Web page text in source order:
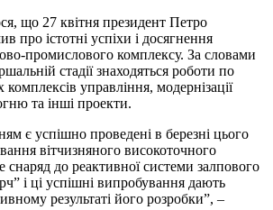
що 27 квітня президент Петро
про істотні успіхи і досягнення
промислового комплексу. За словами
стадії знаходяться роботи по
управління, модернізації
та інші проекти.
є успішно проведені в березні цього
вітчизняного високоточного
снаряд до реактивної системи залпового
і ці успішні випробування дають
результаті його розробки”, –